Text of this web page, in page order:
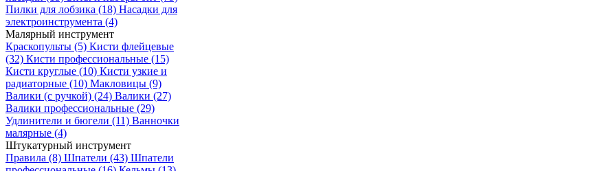
Пилки для лобзика (18) Насадки для
электроинструмента (4)
Малярный инструмент
Краскопульты (5) Кисти флейцевые
(32) Кисти профессиональные (15)
Кисти круглые (10) Кисти узкие и
радиаторные (10) Макловицы (9)
Валики (с ручкой) (24) Валики (27)
Валики профессиональные (29)
Удлинители и бюгели (11) Ванночки
малярные (4)
Штукатурный инструмент
Правила (8) Шпатели (43) Шпатели